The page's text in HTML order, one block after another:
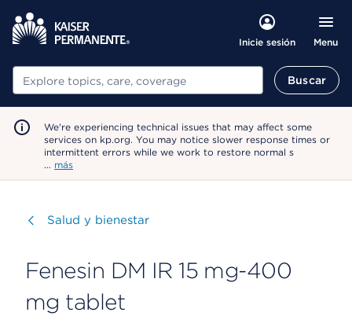
Inicie sesión Menu
Buscar Buscar
We're experiencing technical issues that may affect some
services on kp.org. You may notice slower response times or
intermittent errors while we work to restore normal s
… más
Visitar
Salud y bienestar
Fenesin DM IR 15 mg-400
mg tablet